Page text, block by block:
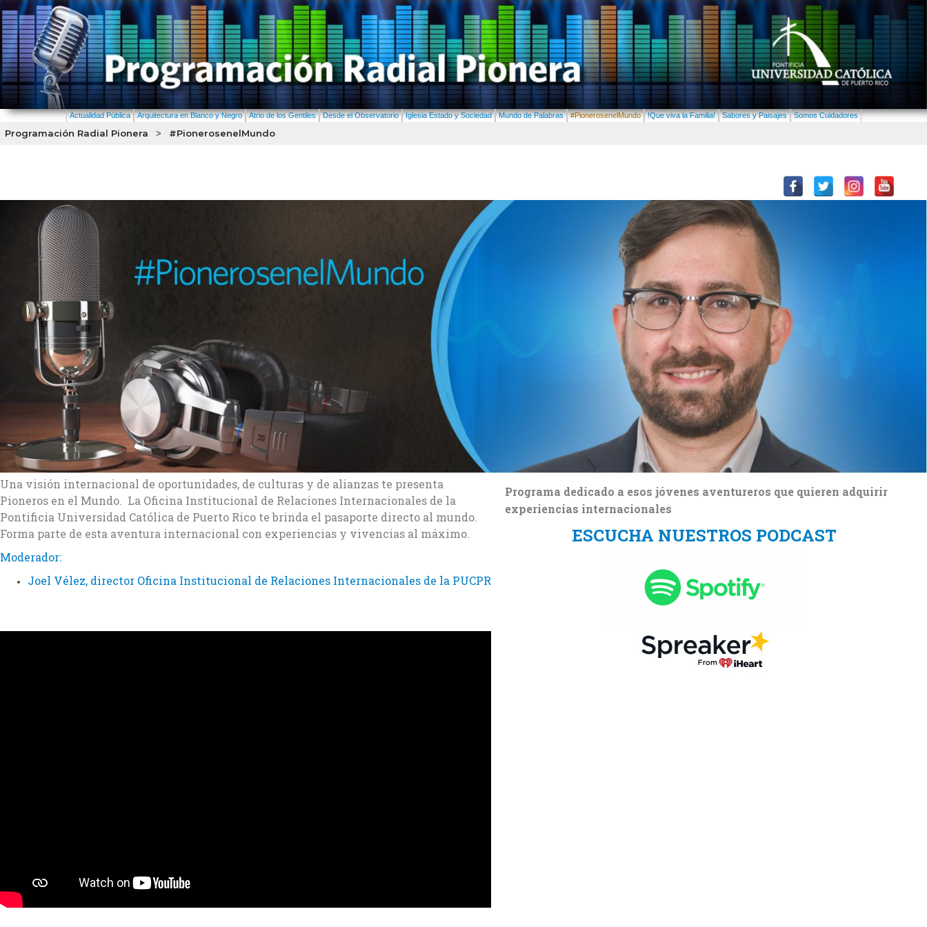
Actualidad Pública Arquitectura en Blanco y Negro Atrio de los Gentiles Desde el Observatorio Iglesia Estado y Sociedad Mundo de Palabras #PionerosenelMundo !Que viva la Familia! Sabores y Paisajes Somos Cuidadores
Programación Radial Pionera > #PionerosenelMundo
Una visión internacional de oportunidades, de culturas y de alianzas te presenta
Pioneros en el Mundo. La Oficina Institucional de Relaciones Internacionales de la
Pontificia Universidad Católica de Puerto Rico te brinda el pasaporte directo al mundo.
Forma parte de esta aventura internacional con experiencias y vivencias al máximo.
Moderador:
Joel Vélez, director Oficina Institucional de Relaciones Internacionales de la PUCPR
Programa dedicado a esos jóvenes aventureros que quieren adquirir
experiencias internacionales
ESCUCHA NUESTROS PODCAST